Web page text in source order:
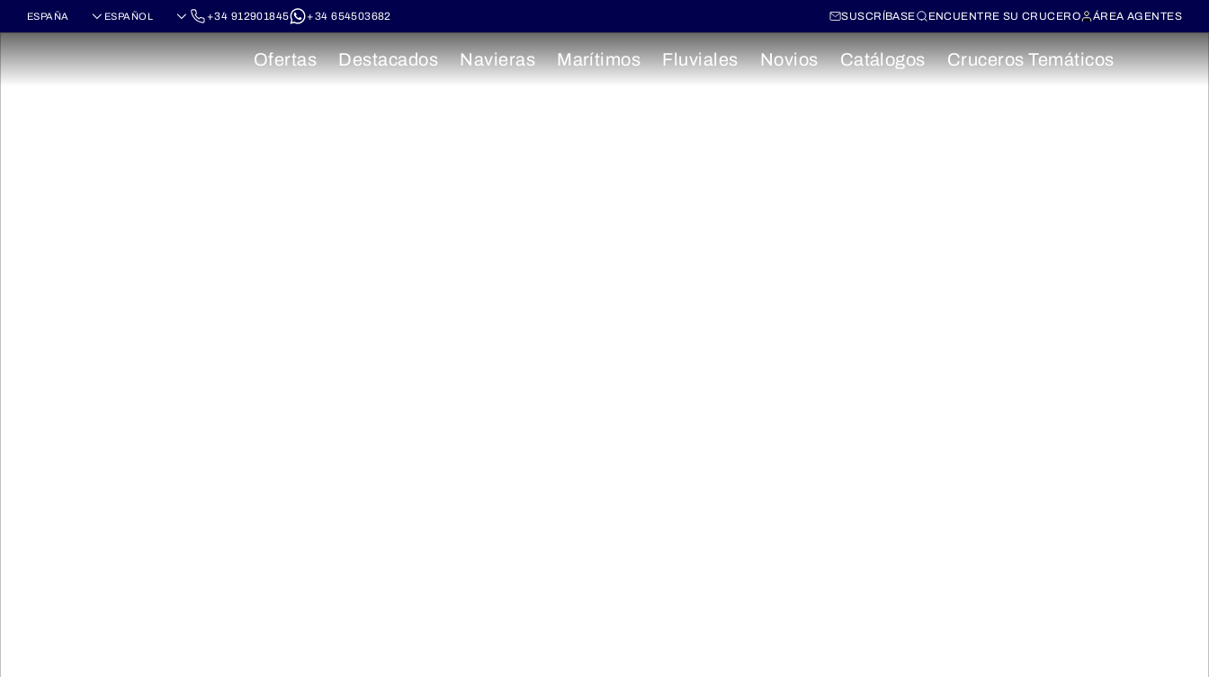
+34 912901845 +34 654503682 SUSCRÍBASE ENCUENTRE SU CRUCERO ÁREA AGENTES
Ofertas Destacados Navieras Marítimos Fluviales Novios Catálogos Cruceros Temáticos